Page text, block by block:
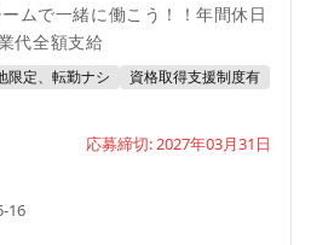
ムで一緒に働こう！！年間休日
代全額支給
限定、転勤ナシ
資格取得支援制度有
応募締切: 2027年03月31日
16